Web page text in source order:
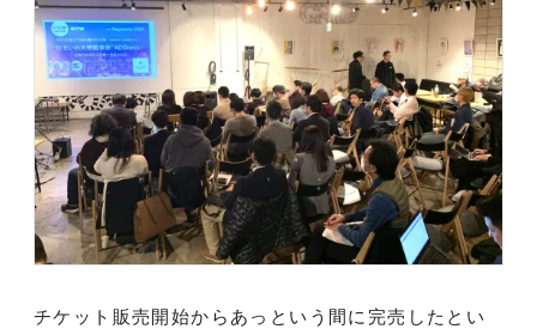
チケット販売開始からあっという間に完売したとい